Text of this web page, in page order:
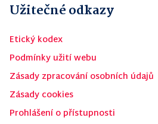
Užitečné odkazy
Etický kodex
Podmínky užití webu
Zásady zpracování osobních údajů
Zásady cookies
Prohlášení o přístupnosti